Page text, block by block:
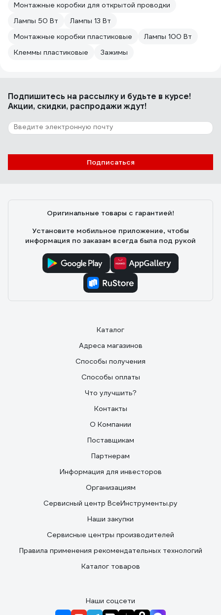
Монтажные коробки для открытой проводки
Лампы 50 Вт
Лампы 13 Вт
Монтажные коробки пластиковые
Лампы 100 Вт
Клеммы пластиковые
Зажимы
Подпишитесь на рассылкуи будьте в курсе!
Акции, скидки, распродажи ждут!
Подписаться
Оригинальные товары с гарантией!
Установите мобильное приложение, чтобы
информация по заказам всегда была под рукой
Каталог
Адреса магазинов
Способы получения
Способы оплаты
Что улучшить?
Контакты
О Компании
Поставщикам
Партнерам
Информация для инвесторов
Организациям
Сервисный центр ВсеИнструменты.ру
Наши закупки
Сервисные центры производителей
Правила применения рекомендательных технологий
Каталог товаров
Наши соцсети